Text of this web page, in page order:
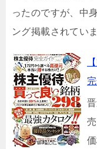
ったのですが、中
ング掲載されていま